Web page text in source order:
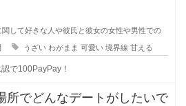
いますが、あ
関して好きな人や彼氏と彼女の女性や男性での
うざい わがまま 可愛い 境界線 甘える
で100PayPay！
所でどんなデートがしたいで